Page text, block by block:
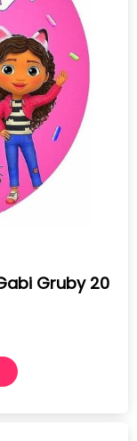
Gruby 20